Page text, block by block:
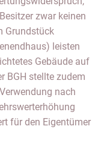
zwar keinen
Grundstück
leisten
Gebäude auf
BGH stellte zudem
nach
für den Eigentümer